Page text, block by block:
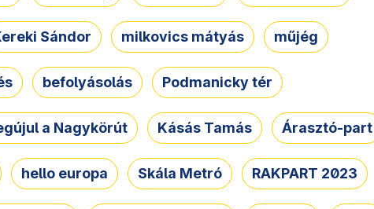
Sándor milkovics mátyás műjég
befolyásolás Podmanicky tér
a Nagykörút Kásás Tamás Árasztó-part
hello europa Skála Metró RAKPART 2023